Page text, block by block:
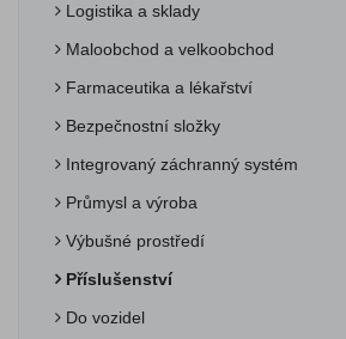
Logistika a sklady
Maloobchod a velkoobchod
Farmaceutika a lékařství
Bezpečnostní složky
Integrovaný záchranný systém
Průmysl a výroba
Výbušné prostředí
Příslušenství
Do vozidel